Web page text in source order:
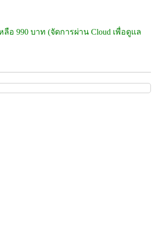
หลือ 990 บาท (จัดการผ่าน Cloud เพื่อดูแล